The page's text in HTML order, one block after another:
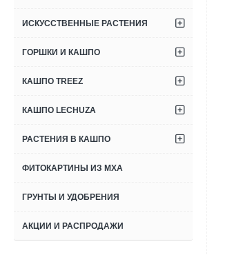
ИСКУССТВЕННЫЕ РАСТЕНИЯ
ГОРШКИ И КАШПО
КАШПО TREEZ
КАШПО LECHUZA
РАСТЕНИЯ В КАШПО
ФИТОКАРТИНЫ ИЗ МХА
ГРУНТЫ И УДОБРЕНИЯ
АКЦИИ И РАСПРОДАЖИ